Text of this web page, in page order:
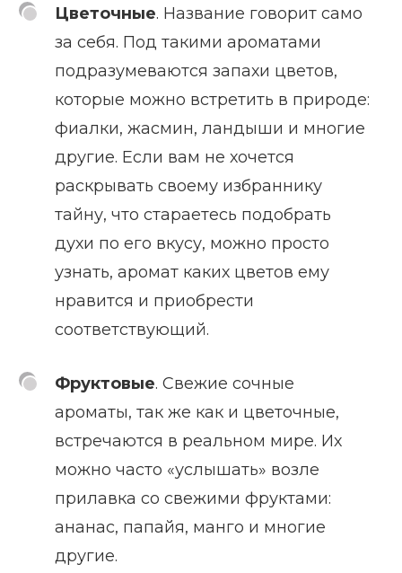
Цветочные. Название говорит само
за себя. Под такими ароматами
подразумеваются запахи цветов,
которые можно встретить в природе:
фиалки, жасмин, ландыши и многие
другие. Если вам не хочется
раскрывать своему избраннику
тайну, что стараетесь подобрать
духи по его вкусу, можно просто
узнать, аромат каких цветов ему
нравится и приобрести
соответствующий.
Фруктовые. Свежие сочные
ароматы, так же как и цветочные,
встречаются в реальном мире. Их
можно часто «услышать» возле
прилавка со свежими фруктами:
ананас, папайя, манго и многие
другие.